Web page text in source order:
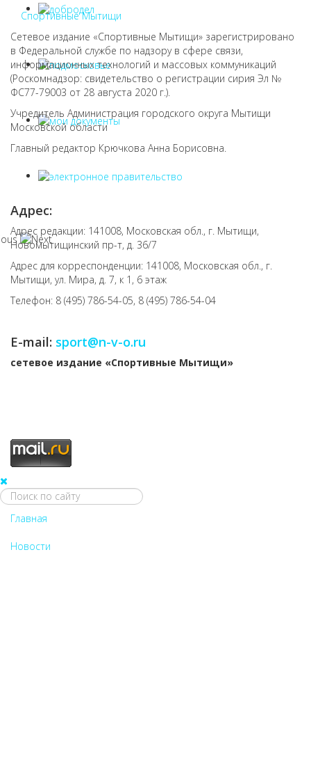
Спортивные Мытищи
Сетевое издание «Спортивные Мытищи» зарегистрировано
в Федеральной службе по надзору в сфере связи,
информационных технологий и массовых коммуникаций
(Роскомнадзор: свидетельство о регистрации сирия Эл №
ФС77-79003 от 28 августа 2020 г.).
Учредитель Администрация городского округа Мытищи
Московской области
Главный редактор Крючкова Анна Борисовна.
Адрес:
Адрес редакции: 141008, Московская обл., г. Мытищи,
Новомытищинский пр-т, д. 36/7
Адрес для корреспонденции: 141008, Московская обл., г.
Мытищи, ул. Мира, д. 7, к 1, 6 этаж
Телефон: 8 (495) 786-54-05, 8 (495) 786-54-04
E-mail: sport@n-v-o.ru
cетевое издание «Спортивные Мытищи»
Главная
Новости